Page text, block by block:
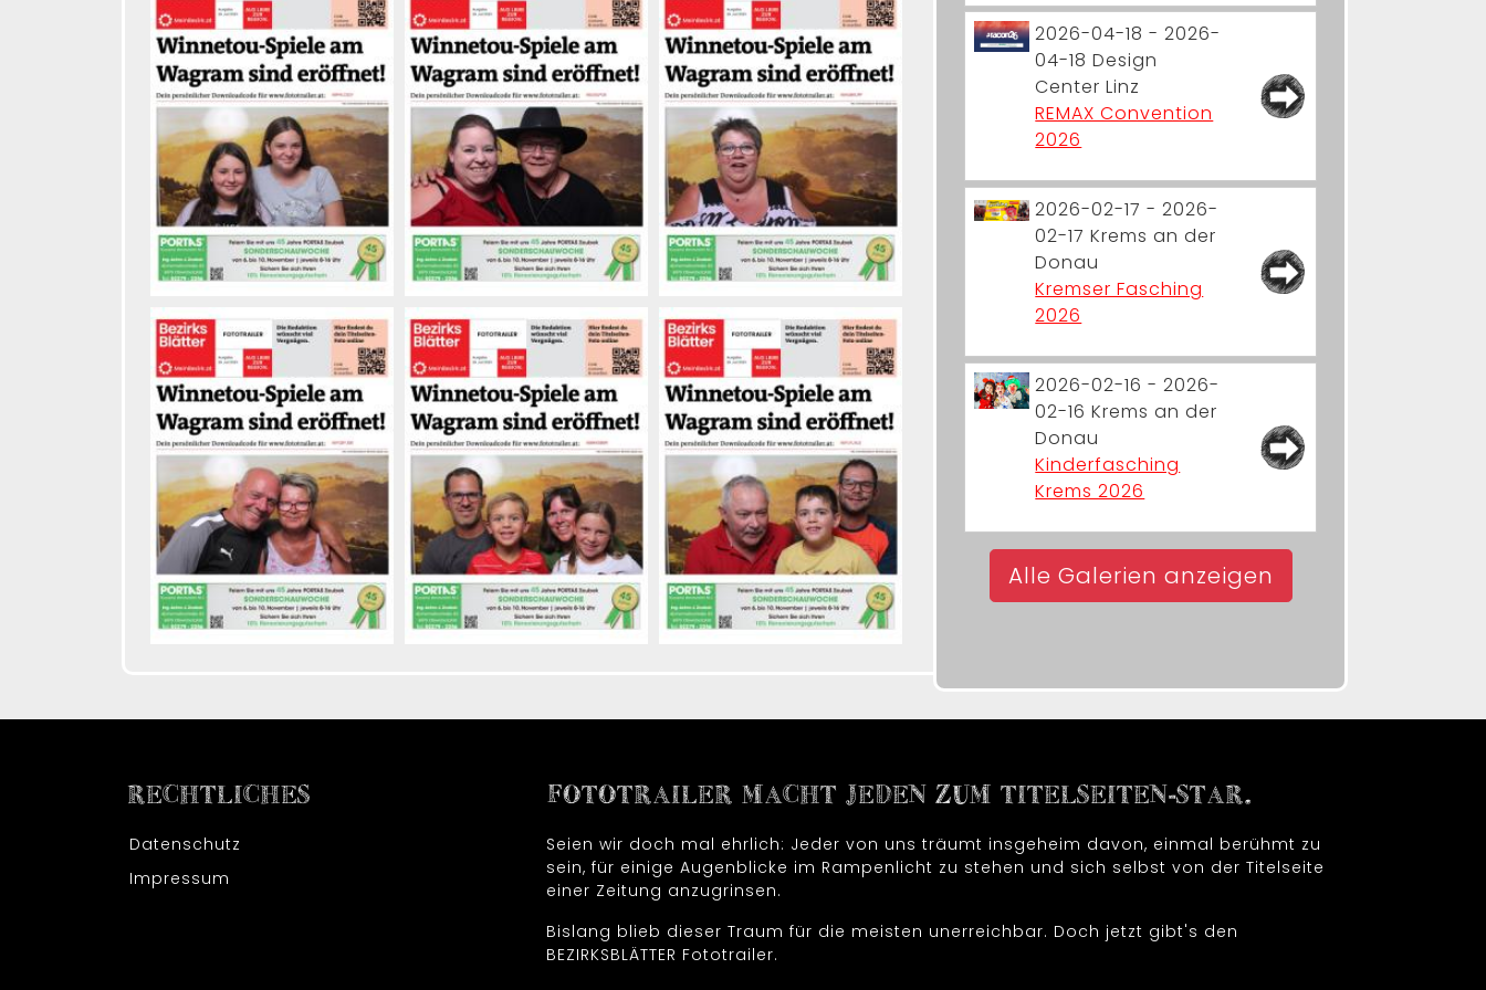
2026-04-18 - 2026-
04-18 Design
Center Linz
REMAX Convention
2026
2026-02-17 - 2026-
02-17 Krems an der
Donau
Kremser Fasching
2026
2026-02-16 - 2026-
02-16 Krems an der
Donau
Kinderfasching
Krems 2026
Alle Galerien anzeigen
RECHTLICHES
Datenschutz
Impressum
FOTOTRAILER MACHT JEDEN ZUM TITELSEITEN-STAR.
Seien wir doch mal ehrlich: Jeder von uns träumt insgeheim davon, einmal berühmt zu
sein, für einige Augenblicke im Rampenlicht zu stehen und sich selbst von der Titelseite
einer Zeitung anzugrinsen.
Bislang blieb dieser Traum für die meisten unerreichbar. Doch jetzt gibt's den
BEZIRKSBLÄTTER Fototrailer.